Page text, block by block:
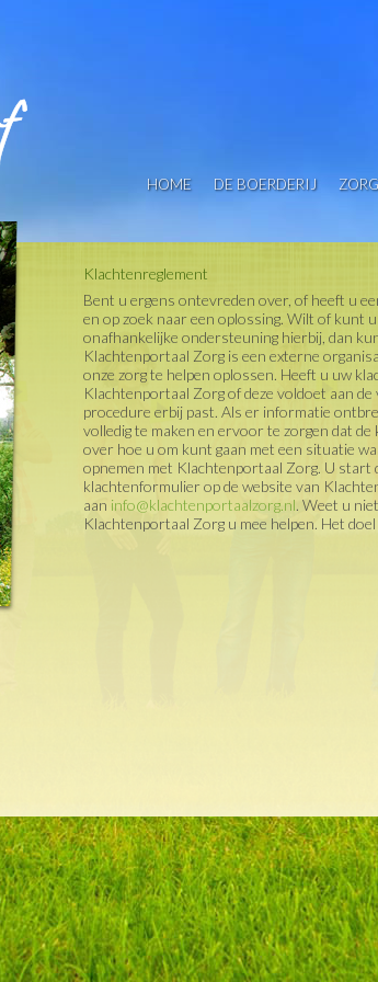
HOME DE BOERDERIJ ZORG
Klachtenreglement
Bent u ergens ontevreden over, of heeft u
en op zoek naar een oplossing. Wilt of kunt
onafhankelijke ondersteuning hierbij, dan
Klachtenportaal Zorg is een externe
onze zorg te helpen oplossen. Heeft u uw
Klachtenportaal Zorg of deze voldoet aan
procedure erbij past. Als er informatie
volledig te maken en ervoor te zorgen dat
over hoe u om kunt gaan met een situatie
opnemen met Klachtenportaal Zorg. U start
klachtenformulier op de website van
aan info@klachtenportaalzorg.nl. Weet u
Klachtenportaal Zorg u mee helpen. Het